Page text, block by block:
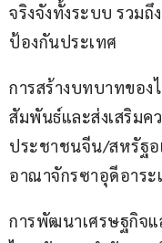
จริงจังทั้งระบบ รวมถึ
ป้องกันประเทศ
การสร้างบทบาทของ
สัมพันธ์และส่งเสริมค
ประชาชนจีน/สหรัฐ
อาณาจักรซาอุดีอาระ
การพัฒนาเศรษฐกิจแ